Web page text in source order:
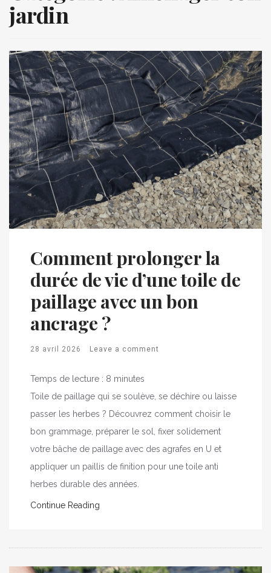
jardin
Comment prolonger la
durée de vie d’une toile de
paillage avec un bon
ancrage ?
28 avril 2026 Leave a comment
Temps de lecture : 8 minutes
Toile de paillage qui se soulève, se déchire ou laisse
passer les herbes ? Découvrez comment choisir le
bon grammage, préparer le sol, fixer solidement
votre bâche de paillage avec des agrafes en U et
appliquer un paillis de finition pour une toile anti
herbes durable des années.
Continue Reading